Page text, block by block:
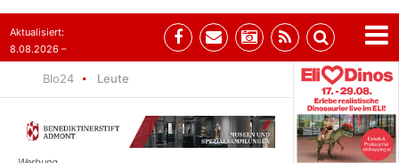
Aktualisiert:
8.08.2026 –
Blo24 Leute